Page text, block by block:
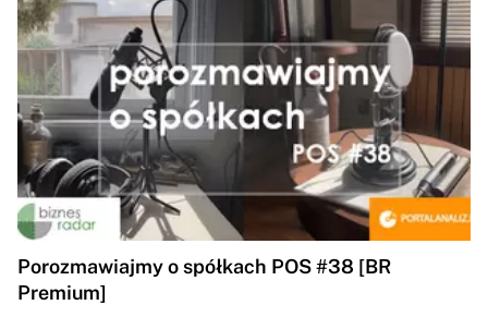
Porozmawiajmy o spółkach POS #38 [BR
Premium]